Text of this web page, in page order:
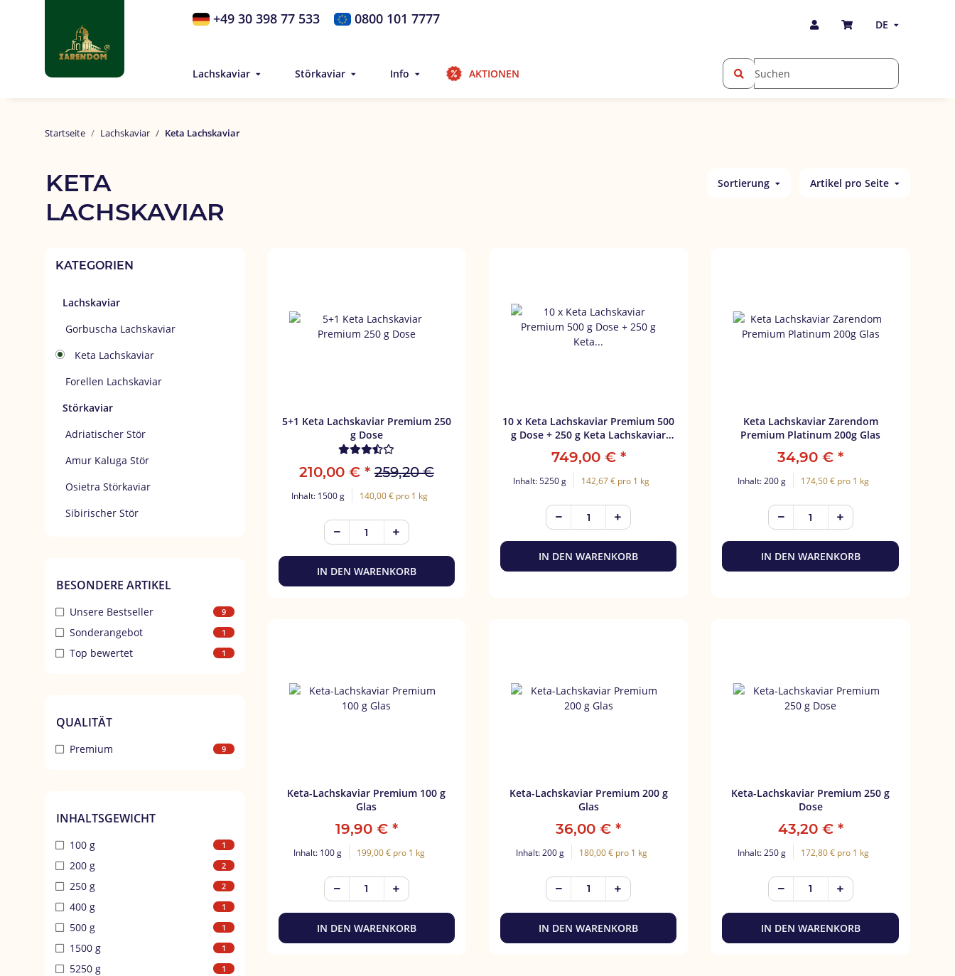
+49 30 398 77 533 0800 101 7777 DE
Lachskaviar Störkaviar Info AKTIONEN
Startseite Lachskaviar Keta Lachskaviar
KETA
LACHSKAVIAR
Sortierung Artikel pro Seite
5+1 Keta Lachskaviar Premium 250
g Dose
210,00 € * 259,20 €
Inhalt: 1500 g 140,00 € pro 1 kg
IN DEN WARENKORB
10 x Keta Lachskaviar Premium 500
g Dose + 250 g Keta Lachskaviar
749,00 € *
Inhalt: 5250 g 142,67 € pro 1 kg
IN DEN WARENKORB
Keta Lachskaviar Zarendom
Premium Platinum 200g Glas
34,90 €*
Inhalt: 200 g 174,50 € pro 1 kg
IN DEN WARENKORB
Keta-Lachskaviar Premium 100 g
Glas
19,90 € *
Inhalt: 100 g 199,00 € pro 1 kg
IN DEN WARENKORB
Keta-Lachskaviar Premium 200 g
Glas
36,00 €*
Inhalt: 200 g 180,00 € pro 1 kg
IN DEN WARENKORB
Keta-Lachskaviar Premium 250 g
Dose
43,20 € *
Inhalt: 250 g 172,80 € pro 1 kg
IN DEN WARENKORB
KATEGORIEN
Lachskaviar
Gorbuscha Lachskaviar
Keta Lachskaviar
Forellen Lachskaviar
Störkaviar
Adriatischer Stör
Amur Kaluga Stör
Osietra Störkaviar
Sibirischer Stör
BESONDERE ARTIKEL
Unsere Bestseller 9
Sonderangebot 1
Top bewertet 1
QUALITÄT
Premium 9
INHALTSGEWICHT
100 g 1
200 g 2
250 g 2
400 g 1
500 g 1
1500 g 1
5250 g 1